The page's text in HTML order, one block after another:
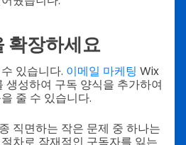
확장하세요
있습니다. 이메일 마케팅 Wix
생성하여 구독 양식을 추가하여
줄 수 있습니다.
직면하는 작은 문제 중 하나는